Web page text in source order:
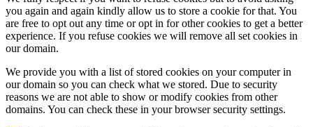
you again and again kindly allow us to store a cookie for that. You
are free to opt out any time or opt in for other cookies to get a better
experience. If you refuse cookies we will remove all set cookies in
our domain.
We provide you with a list of stored cookies on your computer in
our domain so you can check what we stored. Due to security
reasons we are not able to show or modify cookies from other
domains. You can check these in your browser security settings.